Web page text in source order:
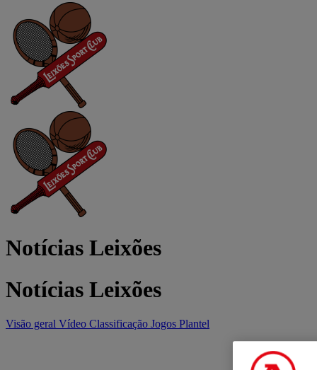
Notícias Leixões
Notícias Leixões
Visão geral Vídeo Classificação Jogos Plantel